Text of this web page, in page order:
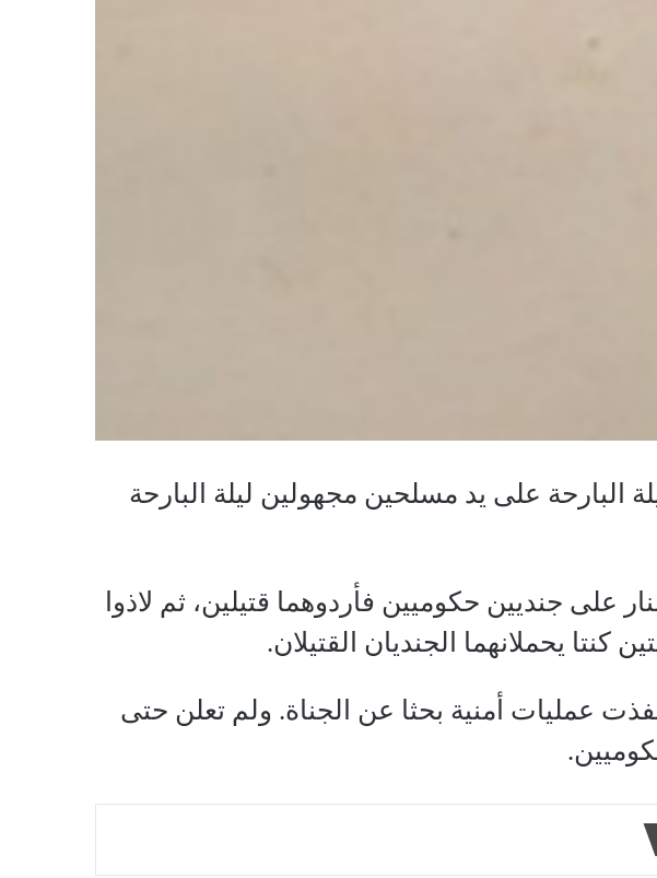
على يد مسلحين مجهولين ليلة البارحة
جنديين حكوميين فأردوهما قتيلين، ثم لاذوا
كنتا يحملانهما الجنديان القتيلان.
عمليات أمنية بحثا عن الجناة. ولم تعلن حتى